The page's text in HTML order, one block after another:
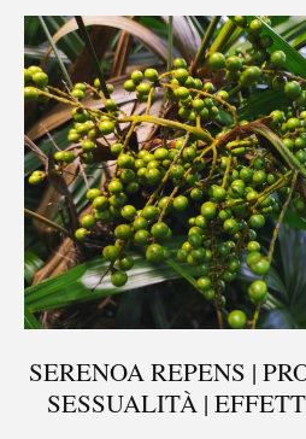
SERENOA REPENS |
SESSUALITÀ |